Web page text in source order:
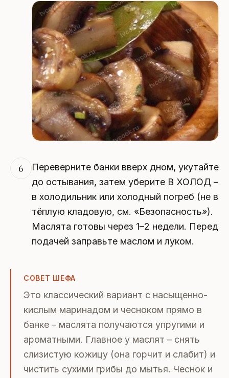
6
Переверните банки вверх дном, укутайте
до остывания, затем уберите В ХОЛОД –
в холодильник или холодный погреб (не в
тёплую кладовую, см. «Безопасность»).
Маслята готовы через 1–2 недели. Перед
подачей заправьте маслом и луком.
СОВЕТ ШЕФА
Это классический вариант с насыщенно-
кислым маринадом и чесноком прямо в
банке – маслята получаются упругими и
ароматными. Главное у маслят – снять
слизистую кожицу (она горчит и слабит) и
чистить сухими грибы до мытья. Чеснок и